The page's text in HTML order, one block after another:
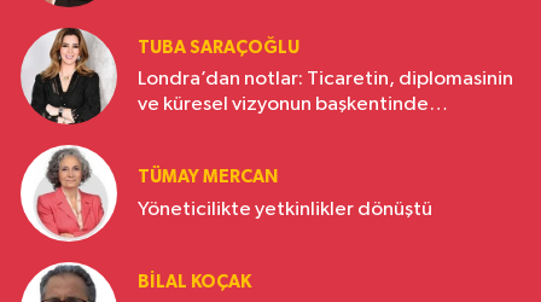
TUBA SARAÇOĞLU
Londra’dan notlar: Ticaretin, diplomasinin
ve küresel vizyonun başkentinde
TÜMAY MERCAN
Yöneticilikte yetkinlikler dönüştü
BILAL KOÇAK